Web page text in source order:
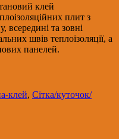
клей
плит з
всередині та зовні
швів теплоізоляції, а
панелей.
клей, Сітка/куточок/